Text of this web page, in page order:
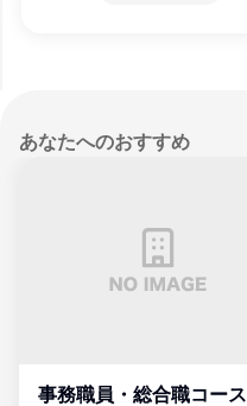
あなたへのおすすめ
事務職員・総合職コース